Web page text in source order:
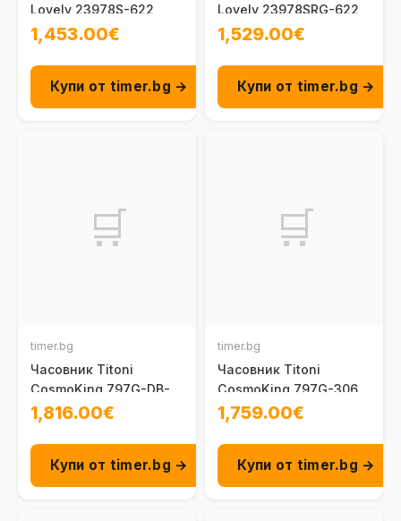
Lovely 23978S-622
1,453.00€
Купи от timer.bg →
Lovely 23978SRG-622
1,529.00€
Купи от timer.bg →
🛒
timer.bg
Часовник Titoni
CosmoKing 797G-DB-
541
1,816.00€
Купи от timer.bg →
🛒
timer.bg
Часовник Titoni
CosmoKing 797G-306
1,759.00€
Купи от timer.bg →